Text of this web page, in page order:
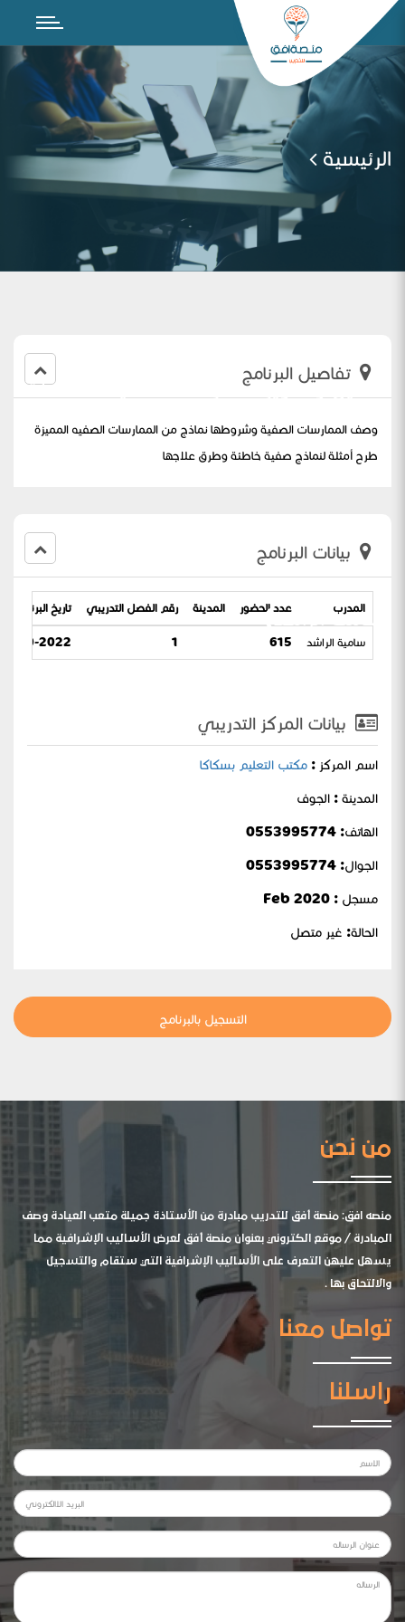
الرئيسية
تحسين وتطوير الممارسات الصفية للمعلمات
(سامية الراشد)
تفاصيل البرنامج
وصف الممارسات الصفية وشروطها نماذج من الممارسات الصفيه المميزة
طرح أمثلة لنماذج صفية خاطئة وطرق علاجها
بيانات البرنامج
المدرب عدد الحضور المدينة رقم الفصل التدريبي تاريخ البرنامج
سامية الراشد 615
1
06-10-2022 / 10-03-1444
بيانات المركز التدريبي
اسم المركز : مكتب التعليم بسكاكا
المدينة : الجوف
الهاتف: 0553995774
الجوال:
مسجل : Feb 2020
الحالة: غير متصل
التسجيل بالبرنامج
من نحن
منصه افق: منصة أفق للتدريب مبادرة من الأستاذة جميلة متعب العيادة وصف
المبادرة / موقع الكتروني بعنوان منصة أفق لعرض الأساليب الإشرافية مما
يسهل عليهن التعرف على الأساليب الإشرافية التي ستقام والتسجيل
والالتحاق بها .
تواصل معنا
راسلنا